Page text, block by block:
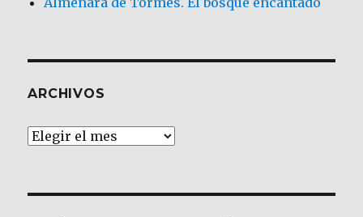
ARCHIVOS
Archivos